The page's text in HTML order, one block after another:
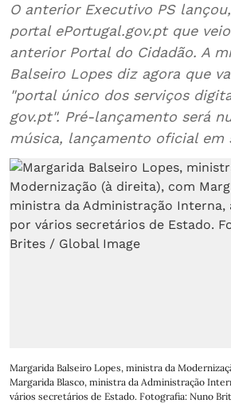
O anterior Executivo PS
portal ePortugal.gov.pt que
anterior Portal do Cidadão. A
Balseiro Lopes diz agora que
"portal único dos serviços
gov.pt". Pré-lançamento será
música, lançamento oficial em
Margarida Balseiro Lopes, ministra da
Margarida Blasco, ministra da Administração
vários secretários de Estado. Fotografia: Nuno